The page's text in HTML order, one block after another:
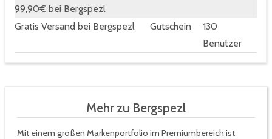
99,90€ bei Bergspezl
Gratis Versand bei Bergspezl Gutschein
130
Benutzer
Mehr zu Bergspezl
Mit einem großen Markenportfolio im Premiumbereich ist